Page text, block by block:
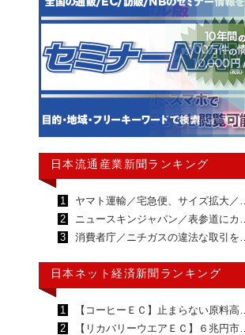
日本流通産業新聞ランキング
1
ヤマト運輸／宅急便、サイズ拡大／…
2
ニュースキンジャパン／表参道にカ…
3
消費者庁／ニチガスの違法な取引を…
日本ネット経済新聞ランキング
1
【コーヒーＥＣ】止まらない原料高…
2
【リカバリーウエアＥＣ】６兆円市…